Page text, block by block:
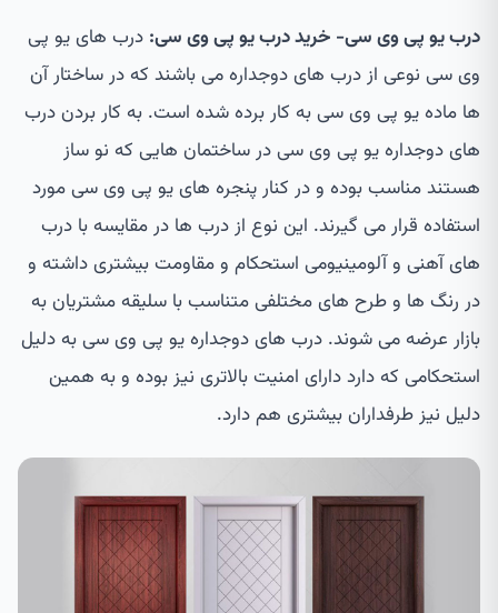
درب یو پی وی سی- خرید درب یو پی وی سی: درب های یو پی
وی سی نوعی از درب های دوجداره می باشند که در ساختار آن
ها ماده یو پی وی سی به کار برده شده است. به کار بردن درب
های دوجداره یو پی وی سی در ساختمان هایی که نو ساز
هستند مناسب بوده و در کنار پنجره های یو پی وی سی مورد
استفاده قرار می گیرند. این نوع از درب ها در مقایسه با درب
های آهنی و آلومینیومی استحکام و مقاومت بیشتری داشته و
در رنگ ها و طرح های مختلفی متناسب با سلیقه مشتریان به
بازار عرضه می شوند. درب های دوجداره یو پی وی سی به دلیل
استحکامی که دارد دارای امنیت بالاتری نیز بوده و به همین
دلیل نیز طرفداران بیشتری هم دارد.